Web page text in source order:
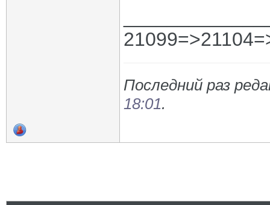
Последний раз
18:01.